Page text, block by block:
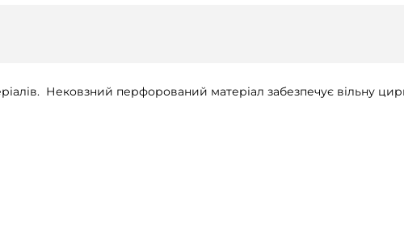
Нековзний перфорований матеріал забезпечує вільну